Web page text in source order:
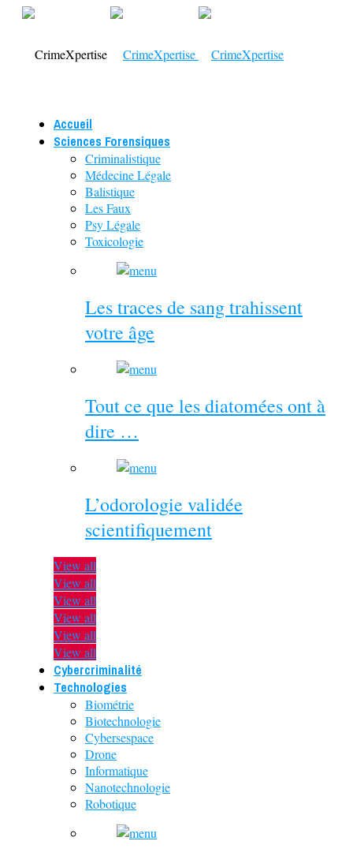
Accueil
Sciences Forensiques
Criminalistique
Médecine Légale
Balistique
Les Faux
Psy Légale
Toxicologie
Les traces de sang trahissent
votre âge
Tout ce que les diatomées ont à
dire …
L’odorologie validée
scientifiquement
View all
View all
View all
View all
View all
View all
Cybercriminalité
Technologies
Biométrie
Biotechnologie
Cybersespace
Drone
Informatique
Nanotechnologie
Robotique